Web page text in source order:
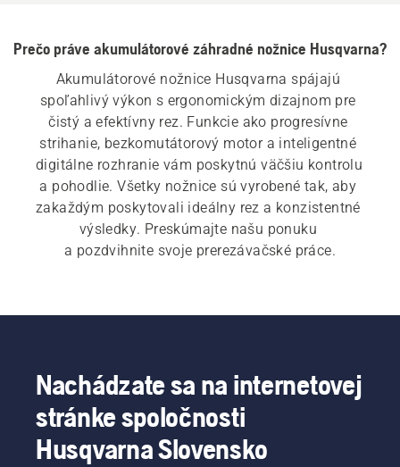
Prečo práve akumulátorové záhradné nožnice Husqvarna?
Akumulátorové nožnice Husqvarna spájajú
spoľahlivý výkon s ergonomickým dizajnom pre
čistý a efektívny rez. Funkcie ako progresívne
strihanie, bezkomutátorový motor a inteligentné
digitálne rozhranie vám poskytnú väčšiu kontrolu
a pohodlie. Všetky nožnice sú vyrobené tak, aby
zakaždým poskytovali ideálny rez a konzistentné
výsledky. Preskúmajte našu ponuku
a pozdvihnite svoje prerezávačské práce.
Nachádzate sa na internetovej
stránke spoločnosti
Husqvarna Slovensko